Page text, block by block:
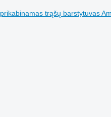
prikabinamas trąšų barstytuvas